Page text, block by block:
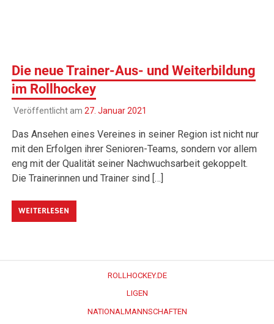
Die neue Trainer-Aus- und Weiterbildung
im Rollhockey
Veröffentlicht am 27. Januar 2021
Das Ansehen eines Vereines in seiner Region ist nicht nur
mit den Erfolgen ihrer Senioren-Teams, sondern vor allem
eng mit der Qualität seiner Nachwuchsarbeit gekoppelt.
Die Trainerinnen und Trainer sind […]
WEITERLESEN
ROLLHOCKEY.DE
LIGEN
NATIONALMANNSCHAFTEN